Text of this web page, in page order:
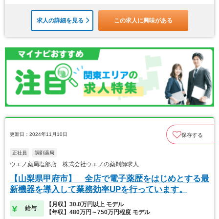
求人の詳細を見る この求人に興味がある
更新日：2024年11月10日 保存する
正社員 調剤薬局
ウエノ薬局塩部店 株式会社ウエノの薬剤師求人
【山梨県甲府市】 全店で電子薬歴をはじめとする最
新機器を導入して業務効率UPを行っています。
給与
【月収】30.0万円以上 モデル
【年収】480万円～750万円程度 モデル